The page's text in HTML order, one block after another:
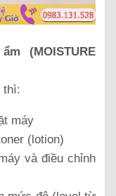
(MOISTURE
thì:
máy
(lotion)
và điều chỉnh